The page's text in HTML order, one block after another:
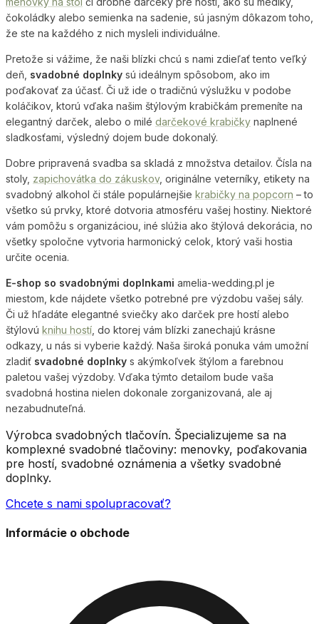
čokoládky alebo semienka na sadenie, sú jasným dôkazom toho,
že ste na každého z nich mysleli individuálne.
Pretože si vážime, že naši blízki chcú s nami zdieľať tento veľký
deň, svadobné doplnky sú ideálnym spôsobom, ako im
poďakovať za účasť. Či už ide o tradičnú výslužku v podobe
koláčikov, ktorú vďaka našim štýlovým krabičkám premeníte na
elegantný darček, alebo o milé darčekové krabičky naplnené
sladkosťami, výsledný dojem bude dokonalý.
Dobre pripravená svadba sa skladá z množstva detailov. Čísla na
stoly, zapichovátka do zákuskov, originálne veterníky, etikety na
svadobný alkohol či stále populárnejšie krabičky na popcorn – to
všetko sú prvky, ktoré dotvoria atmosféru vašej hostiny. Niektoré
vám pomôžu s organizáciou, iné slúžia ako štýlová dekorácia, no
všetky spoločne vytvoria harmonický celok, ktorý vaši hostia
určite ocenia.
E-shop so svadobnými doplnkami amelia-wedding.pl je
miestom, kde nájdete všetko potrebné pre výzdobu vašej sály.
Či už hľadáte elegantné sviečky ako darček pre hostí alebo
štýlovú knihu hostí , do ktorej vám blízki zanechajú krásne
odkazy, u nás si vyberie každý. Naša široká ponuka vám umožní
zladiť svadobné doplnky s akýmkoľvek štýlom a farebnou
paletou vašej výzdoby. Vďaka týmto detailom bude vaša
svadobná hostina nielen dokonale zorganizovaná, ale aj
nezabudnuteľná.
Výrobca svadobných tlačovín. Špecializujeme sa na
komplexné svadobné tlačoviny: menovky, poďakovania
pre hostí, svadobné oznámenia a všetky svadobné
doplnky.
Chcete s nami spolupracovať?
Informácie o obchode